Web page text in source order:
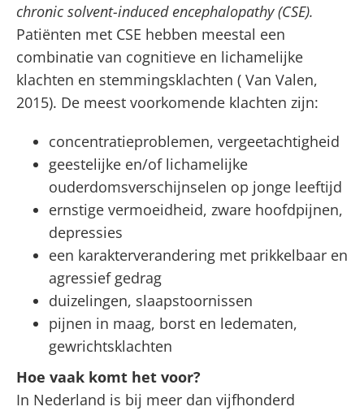
De behandeling van uw aanvraag in vier
stappen
Meer informatie over allergische
beroepsastma
Meer informatie over CSE (schildersziekte)
chronic solvent-induced encephalopathy (CSE).
Patiënten met CSE hebben meestal een
combinatie van cognitieve en lichamelijke
klachten en stemmingsklachten ( Van Valen,
2015). De meest voorkomende klachten zijn:
concentratieproblemen, vergeetachtigheid
geestelijke en/of lichamelijke
ouderdomsverschijnselen op jonge leeftijd
ernstige vermoeidheid, zware hoofdpijnen,
depressies
een karakterverandering met prikkelbaar en
agressief gedrag
duizelingen, slaapstoornissen
pijnen in maag, borst en ledematen,
gewrichtsklachten
Hoe vaak komt het voor?
In Nederland is bij meer dan vijfhonderd